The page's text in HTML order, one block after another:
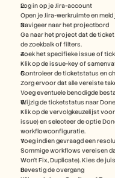
Log in op je Jira-account
Open je Jira-werkruimte en
Navigeer naar het projectbord
Ga naar het project dat de
de zoekbalk of filters.
Zoek het specifieke issue of
Klik op de issue-key of
Controleer de ticketstatus en
Zorg ervoor dat alle vereiste
Voeg eventuele benodigde
Wijzig de ticketstatus naar
Klik op de vervolgkeuzelijst
issue) en selecteer de optie
workflowconfiguratie.
Voeg indien gevraagd een
Sommige workflows vereisen
Won’t Fix, Duplicate). Kies de
Bevestig de overgang